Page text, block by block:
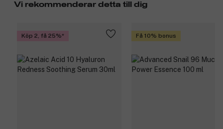
Vi rekommenderar detta till dig
Köp 2, få 25% Få 10% bonus